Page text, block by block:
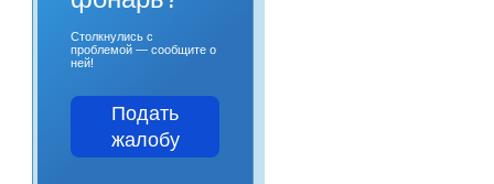
Столкнулись с
проблемой — сообщите о
ней!
Подать
жалобу